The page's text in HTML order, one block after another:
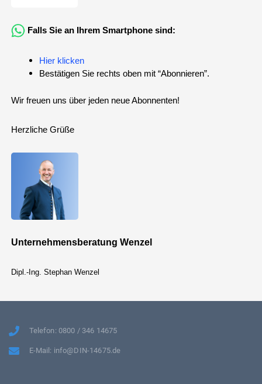
Falls Sie an Ihrem Smartphone sind:
Hier klicken
Bestätigen Sie rechts oben mit “Abonnieren”.
Wir freuen uns über jeden neue Abonnenten!
Herzliche Grüße
Unternehmensberatung Wenzel
Dipl.-Ing. Stephan Wenzel
Telefon: 0800 / 346 14675
E-Mail: info@DIN-14675.de